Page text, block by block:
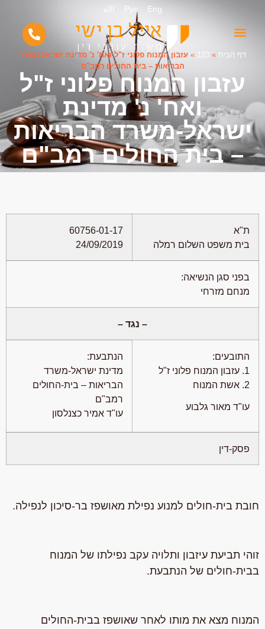
Eng
Рус االة
דף הבית»
123
» עזבון המנוח פלוני ז"ל ואח' נ' מדינת ישראל-משרד
הבריאות – בית החולים רמב"ם
עזבון המנוח פלוני ז"ל
ואח' נ' מדינת
ישראל-משרד הבריאות
– בית החולים רמב"ם
ת"א
בית משפט השלום רמלה
60756-01-17
24/09/2019
בפני סגן הנשיאה:
מנחם מזרחי
– נגד –
התובעים:
1. עזבון המנוח פלוני ז"ל
2. אשת המנוח
עו"ד מאור גלבוע
הנתבעת:
מדינת ישראל-משרד
הבריאות – בית-החולים
רמב"ם
עו"ד אמיר כצנלסון
פסק-דין
חובת בית-חולים למנוע נפילת מאושפז בר-סיכון לנפילה.
זוהי תביעת עיזבון ותלויה עקב נפילתו של המנוח
בבית-חולים של הנתבעת.
המנוח מצא את מותו לאחר שאושפז בבית-החולים